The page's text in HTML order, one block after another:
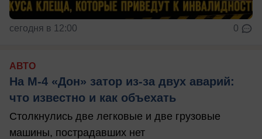
сегодня в 12:00 0
АВТО
На М‑4 «Дон» затор из‑за двух аварий:
что известно и как объехать
Столкнулись две легковые и две грузовые
машины, пострадавших нет